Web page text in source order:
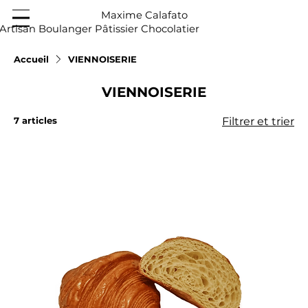
Artisan Boulanger Pâtissier Chocolatier
Maxime Calafato
Accueil VIENNOISERIE
VIENNOISERIE
7 articles Filtrer et trier